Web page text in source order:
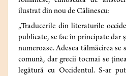
ilustrat din nou de Călinescu:
„Traducerile din literaturile
publicate, se fac în principate dar
numeroase. Adesea tălmăcirea se
comună, dar grecii tocmai se
legătură cu Occidentul. S-ar